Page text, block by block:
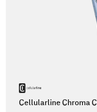
Cellularline Chroma